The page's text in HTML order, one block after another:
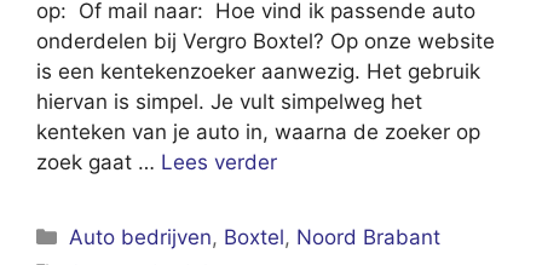
op: Of mail naar: Hoe vind ik passende auto
onderdelen bij Vergro Boxtel? Op onze website
is een kentekenzoeker aanwezig. Het gebruik
hiervan is simpel. Je vult simpelweg het
kenteken van je auto in, waarna de zoeker op
zoek gaat … Lees verder
Categorieën
Auto bedrijven, Boxtel, Noord Brabant